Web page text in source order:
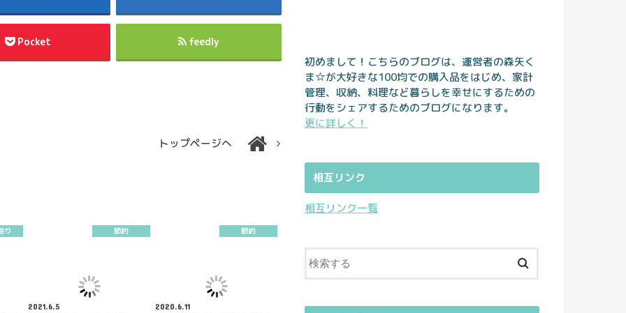
Pocket feedly
トップページへ
り 節約
2021.6.5
節約
2020.6.11
初めまして！こちらのブログは、運営者の森矢く
ま☆が大好きな100均での購入品をはじめ、家計
管理、収納、料理など暮らしを幸せにするための
行動をシェアするためのブログになります。
更に詳しく！
相互リンク
相互リンク一覧